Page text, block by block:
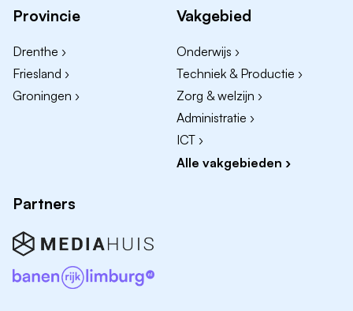
Provincie
Drenthe ›
Friesland ›
Groningen ›
Vakgebied
Onderwijs ›
Techniek & Productie ›
Zorg & welzijn ›
Administratie ›
ICT ›
Alle vakgebieden ›
Partners